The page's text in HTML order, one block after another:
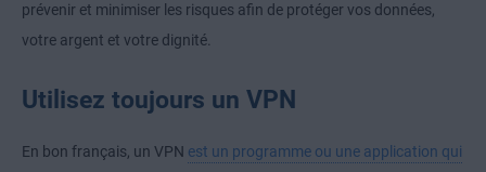
prévenir et minimiser les risques afin de protéger vos données,
votre argent et votre dignité.
Utilisez toujours un VPN
En bon français, un VPN est un programme ou une application qui